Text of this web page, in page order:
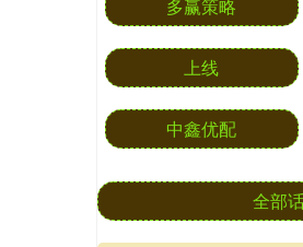
多赢策略
上线
中鑫优配
全部